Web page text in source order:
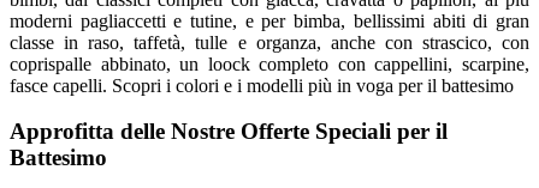
moderni pagliaccetti e tutine, e per bimba, bellissimi abiti di gran
classe in raso, taffetà, tulle e organza, anche con strascico, con
coprispalle abbinato, un loock completo con cappellini, scarpine,
fasce capelli. Scopri i colori e i modelli più in voga per il battesimo
Approfitta delle Nostre Offerte Speciali per il
Battesimo